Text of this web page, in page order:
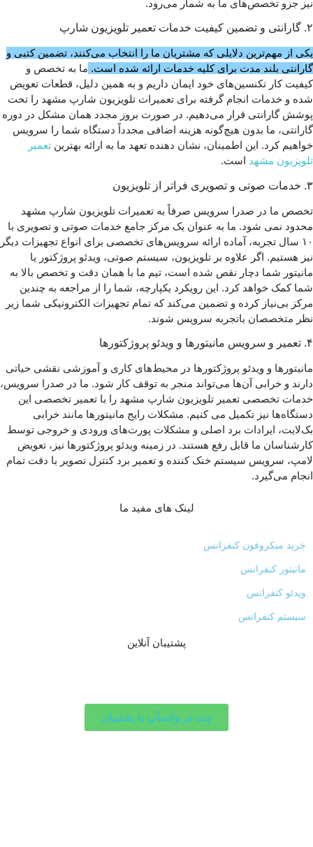
نیز جزو تخصص‌های ما به شمار می‌رود.
۲. گارانتی و تضمین کیفیت خدمات تعمیر تلویزیون شارپ
یکی از مهم‌ترین دلایلی که مشتریان ما را انتخاب می‌کنند، تضمین کتبی و
گارانتی بلند مدت برای کلیه خدمات ارائه شده است. ما به تخصص و
کیفیت کار تکنسین‌های خود ایمان داریم و به همین دلیل، قطعات تعویض
شده و خدمات انجام گرفته برای تعمیرات تلویزیون شارپ مشهد را تحت
پوشش گارانتی قرار می‌دهیم. در صورت بروز مجدد همان مشکل در دوره
گارانتی، ما بدون هیچ‌گونه هزینه اضافی مجدداً دستگاه شما را سرویس
خواهیم کرد. این اطمینان، نشان‌ دهنده تعهد ما به ارائه بهترین تعمیر
تلویزیون مشهد است.
۳. خدمات صوتی و تصویری فراتر از تلویزیون
تخصص ما در صدرا سرویس صرفاً به تعمیرات تلویزیون شارپ مشهد
محدود نمی‌ شود. ما به عنوان یک مرکز جامع خدمات صوتی و تصویری با
۱۰ سال تجربه، آماده ارائه سرویس‌های تخصصی برای انواع تجهیزات دیگر
نیز هستیم. اگر علاوه بر تلویزیون، سیستم صوتی، ویدئو پروژکتور یا
مانیتور شما دچار نقص شده است، تیم ما با همان دقت و تخصص بالا به
شما کمک خواهد کرد. این رویکرد یکپارچه، شما را از مراجعه به چندین
مرکز بی‌نیاز کرده و تضمین می‌کند که تمام تجهیزات الکترونیکی شما زیر
نظر متخصصان باتجربه سرویس شوند.
۴. تعمیر و سرویس مانیتورها و ویدئو پروژکتورها
مانیتورها و ویدئو پروژکتورها در محیط‌های کاری و آموزشی نقشی حیاتی
دارند و خرابی آن‌ها می‌تواند منجر به توقف کار شود. ما در صدرا سرویس،
خدمات تخصصی تعمیر تلویزیون شارپ مشهد را با تعمیر تخصصی این
دستگاه‌ها نیز تکمیل می‌ کنیم. مشکلات رایج مانیتورها مانند خرابی
بک‌لایت، ایرادات برد اصلی و مشکلات پورت‌های ورودی و خروجی توسط
کارشناسان ما قابل رفع هستند. در زمینه ویدئو پروژکتورها نیز، تعویض
لامپ، سرویس سیستم خنک‌ کننده و تعمیر برد کنترل تصویر با دقت تمام
انجام می‌گیرد.
لینک های مفید ما
خرید میکروفون کنفرانس
مانیتور کنفرانس
ویدئو کنفرانس
سیستم کنفرانس
پشتیبان آنلاین
چت در واتسآپ با پشتیبان